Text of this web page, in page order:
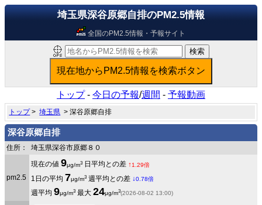
埼玉県深谷原郷自排のPM2.5情報
全国のPM2.5情報・予報サイト
トップ- 今日の予報/週間 - 予報動画
トップ>埼玉県 > 深谷原郷自排
深谷原郷自排
住所： 埼玉県深谷市原郷８０
pm2.5
現在の値 9μg/m3 日平均との差 ↑1.29倍
1日の平均 7μg/m3 週平均との差 ↓0.78倍
週平均 9μg/m3 最大 24μg/m3(2026-08-02 13:00)